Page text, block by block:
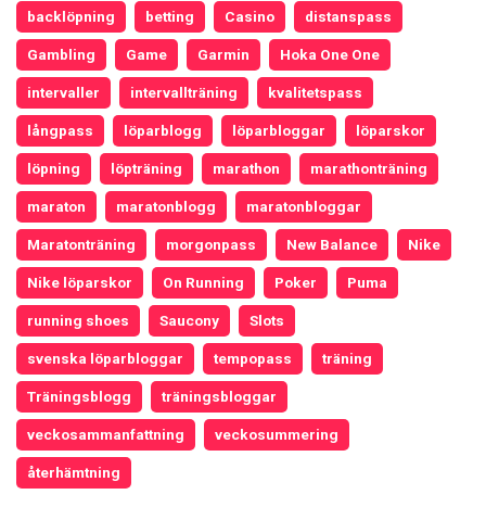
backlöpning betting Casino distanspass
Gambling Game Garmin Hoka One One
intervaller intervallträning kvalitetspass
långpass löparblogg löparbloggar löparskor
löpning löpträning marathon marathonträning
maraton maratonblogg maratonbloggar
Maratonträning morgonpass New Balance Nike
Nike löparskor On Running Poker Puma
running shoes Saucony Slots
svenska löparbloggar tempopass träning
Träningsblogg träningsbloggar
veckosammanfattning veckosummering
återhämtning